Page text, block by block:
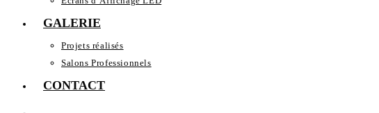
GALERIE
Projets réalisés
Salons Professionnels
CONTACT